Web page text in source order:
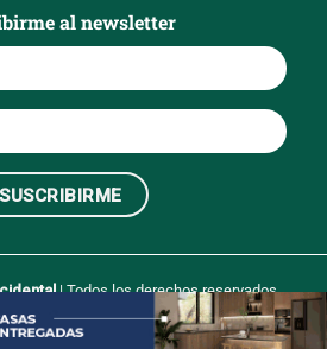
al newsletter
| Todos los derechos reservados